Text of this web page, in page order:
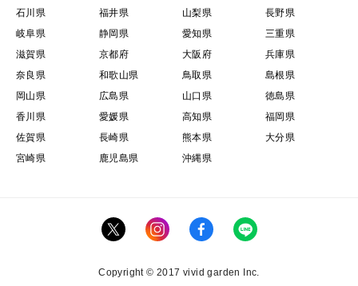
石川県
福井県 山梨県
長野県
岐阜県
静岡県 愛知県
三重県
滋賀県
京都府 大阪府
兵庫県
奈良県
和歌山県 鳥取県
島根県
岡山県
広島県 山口県
徳島県
香川県
愛媛県 高知県
福岡県
佐賀県
長崎県 熊本県
大分県
宮崎県
鹿児島県 沖縄県
Copyright © 2017 vivid garden Inc.